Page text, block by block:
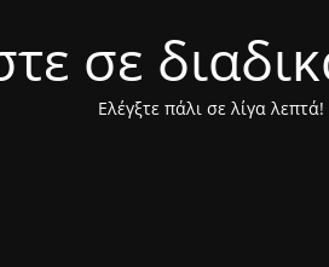
σε
Ελέγξτε πάλι σε λίγα